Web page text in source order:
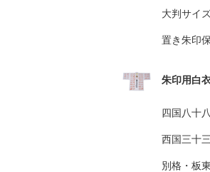
大判サイ
置き朱印
朱印用白
四国八十
西国三十
別格・板